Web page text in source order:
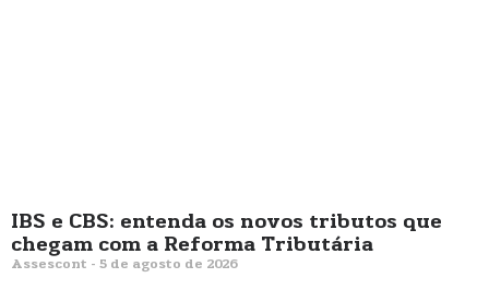
IBS e CBS: entenda os novos tributos que
chegam com a Reforma Tributária
Assescont 5 de agosto de 2026